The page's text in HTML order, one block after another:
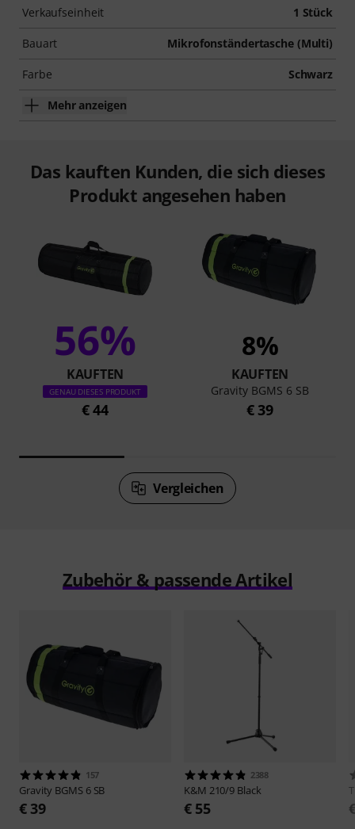
Verkaufseinheit 1 Stück
Bauart Mikrofonständertasche (Multi)
Farbe Schwarz
Mehr anzeigen
Das kauften Kunden, die sich dieses
Produkt angesehen haben
56%
KAUFTEN
GENAU DIESES PRODUKT
€ 44
8%
KAUFTEN
Gravity BGMS 6 SB
€ 39
Vergleichen
Zubehör & passende Artikel
157
Gravity BGMS 6 SB
€ 39
2388
K&M 210/9 Black
€ 55